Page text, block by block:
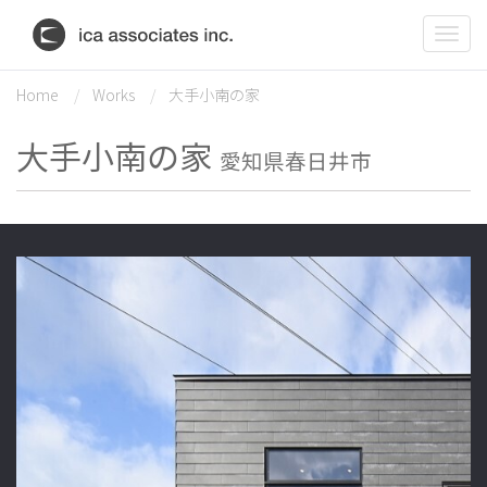
Home Works 大手小南の家
大手小南の家 愛知県春日井市